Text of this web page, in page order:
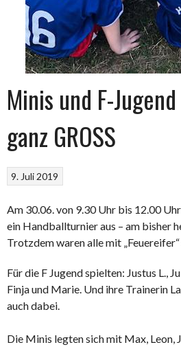
Minis und F-
ganz GROSS
9. Juli 2019
Am 30.06. von 9.30 Uhr bis 12.00
ein Handballturnier aus – am bisher
Trotzdem waren alle mit „Feuereifer“
Für die F Jugend spielten: Justus L.,
Finja und Marie. Und ihre Trainerin
auch dabei.
Die Minis legten sich mit Max, Leon,